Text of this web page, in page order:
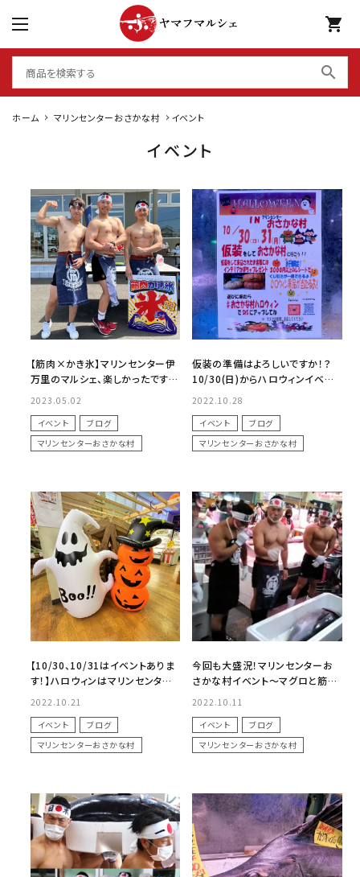
shopping_cart
search
ホーム マリンセンターおさかな村 イベント
イベント
【筋肉×かき氷】マリンセンター伊
万里のマルシェ、楽しかったです！
2023.05.02
イベント
ブログ
マリンセンターおさかな村
仮装の準備はよろしいですか！？
10/30(日)からハロウィンイベント
2022.10.28
イベント
ブログ
マリンセンターおさかな村
【10/30、10/31はイベントありま
す！】ハロウィンはマリンセンター
おさかな村へ行こう！
2022.10.21
イベント
ブログ
マリンセンターおさかな村
今回も大盛況！マリンセンターお
さかな村イベント～マグロと筋肉
は笑顔を生む～
2022.10.11
イベント
ブログ
マリンセンターおさかな村